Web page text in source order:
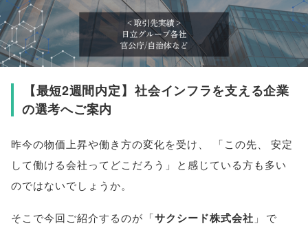
【最短2週間内定】 社会インフラを支える企業
の選考へご案内
昨今の物価上昇や働き方の変化を受け 「この先
安定
して働ける会社ってどこだろう 」
と感じている方も多い
のではないでしょうか。
そこで今回ご紹介するのが 「サクシード株式会社 」
で